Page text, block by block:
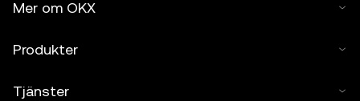
Mer om OKX
Produkter
Tjänster